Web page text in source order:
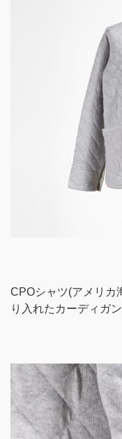
CPOシャツ(アメリカ
り入れたカーディガ